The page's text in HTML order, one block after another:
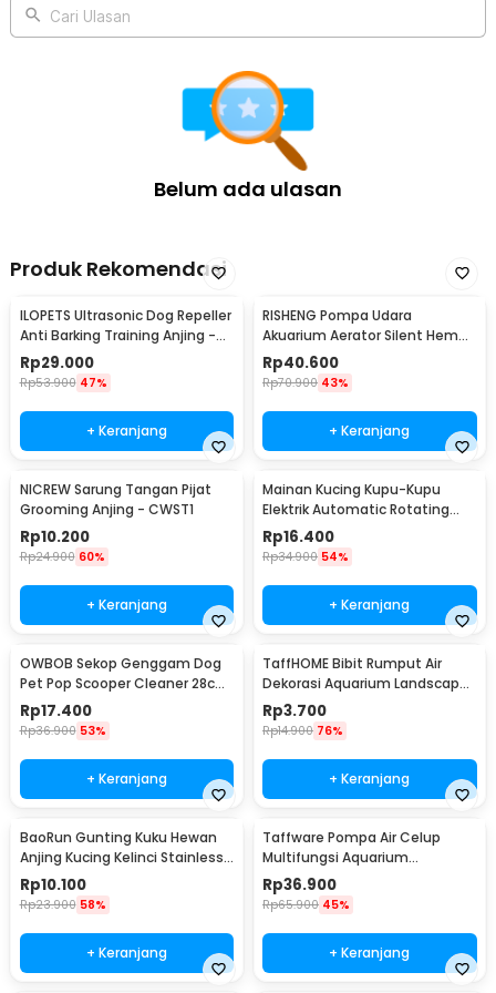
Cari Ulasan
Belum ada ulasan
Produk Rekomendasi
ILOPETS Ultrasonic Dog Repeller
Anti Barking Training Anjing -
TJ-3008
Rp29.000
Rp53.900 47%
+ Keranjang
RISHENG Pompa Udara
Akuarium Aerator Silent Hemat
Energi 2.4W - RS-511
Rp40.600
Rp70.900 43%
+ Keranjang
NICREW Sarung Tangan Pijat
Grooming Anjing - CWST1
Rp10.200
Rp24.900 60%
+ Keranjang
Mainan Kucing Kupu-Kupu
Elektrik Automatic Rotating
Flying Butterfly
Rp16.400
Rp34.900 54%
+ Keranjang
OWBOB Sekop Genggam Dog
Pet Pop Scooper Cleaner 28cm
- A11707
Rp17.400
Rp36.900 53%
+ Keranjang
TaffHOME Bibit Rumput Air
Dekorasi Aquarium Landscape
Ornament - H0027
Rp3.700
Rp14.900 76%
+ Keranjang
BaoRun Gunting Kuku Hewan
Anjing Kucing Kelinci Stainless
Steel - 5X
Rp10.100
Rp23.900 58%
+ Keranjang
Taffware Pompa Air Celup
Multifungsi Aquarium
Submersible Pump 12V - QR30E
Rp36.900
Rp65.900 45%
+ Keranjang